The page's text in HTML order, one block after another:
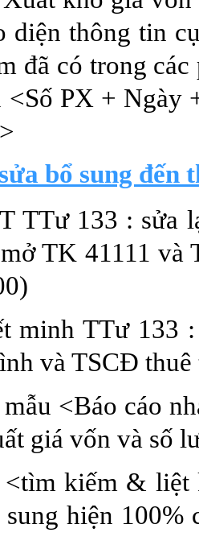
diện thông tin
đã có trong
<Số PX + Ngày
bổ sung đến
TTư 133 : sửa
TK 41111
minh TTư 133
và TSCĐ thuê
<Báo cáo
giá vốn và số
<tìm kiếm & liệt
hiện